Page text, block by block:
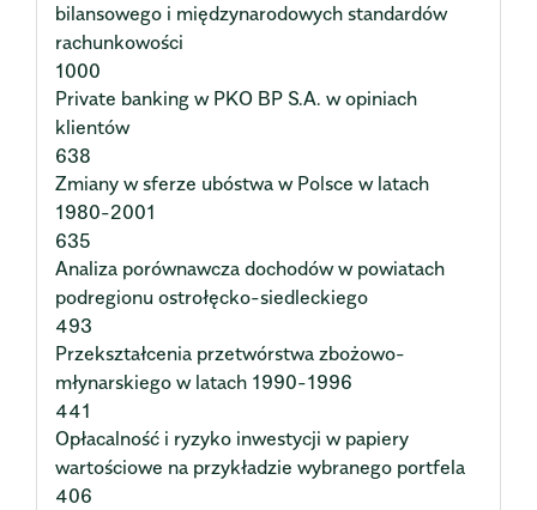
bilansowego i międzynarodowych standardów
rachunkowości
1000
Private banking w PKO BP S.A. w opiniach
klientów
638
Zmiany w sferze ubóstwa w Polsce w latach
1980-2001
635
Analiza porównawcza dochodów w powiatach
podregionu ostrołęcko-siedleckiego
493
Przekształcenia przetwórstwa zbożowo-
młynarskiego w latach 1990-1996
441
Opłacalność i ryzyko inwestycji w papiery
wartościowe na przykładzie wybranego portfela
406